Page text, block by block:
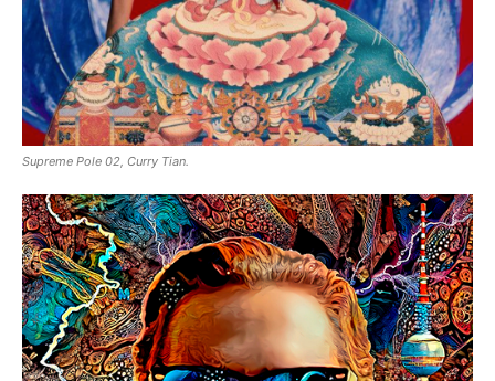
Supreme Pole 02, Curry Tian.